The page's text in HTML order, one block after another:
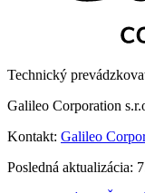
Technický
Galileo Corporation
Kontakt: Galileo
Posledná aktualizácia: